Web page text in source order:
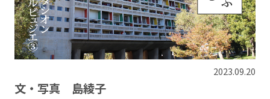
2023.09.20
文・写真 島綾子